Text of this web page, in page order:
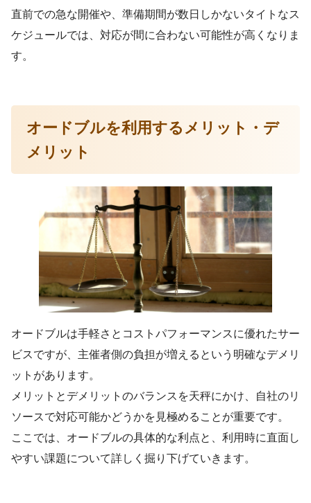
直前での急な開催や、準備期間が数日しかないタイトなス
ケジュールでは、対応が間に合わない可能性が高くなりま
す。
オードブルを利用するメリット・デ
メリット
オードブルは手軽さとコストパフォーマンスに優れたサー
ビスですが、主催者側の負担が増えるという明確なデメリ
ットがあります。
メリットとデメリットのバランスを天秤にかけ、自社のリ
ソースで対応可能かどうかを見極めることが重要です。
ここでは、オードブルの具体的な利点と、利用時に直面し
やすい課題について詳しく掘り下げていきます。